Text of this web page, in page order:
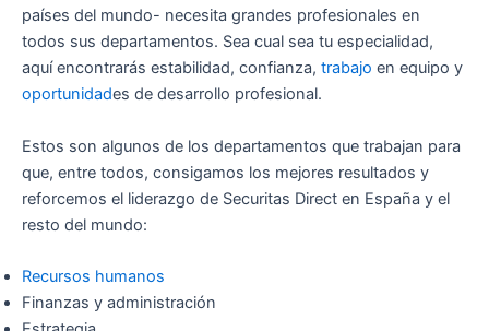
países del mundo- necesita grandes profesionales en
todos sus departamentos. Sea cual sea tu especialidad,
aquí encontrarás estabilidad, confianza, trabajo en equipo y
oportunidades de desarrollo profesional.
Estos son algunos de los departamentos que trabajan para
que, entre todos, consigamos los mejores resultados y
reforcemos el liderazgo de Securitas Direct en España y el
resto del mundo:
Recursos humanos
Finanzas y administración